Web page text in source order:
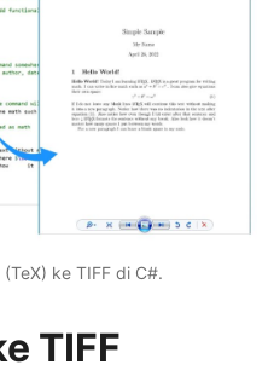
ke TIFF di C#.
TIFF